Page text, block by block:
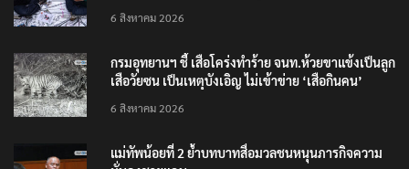
6 สิงหาคม 2026
กรมอุทยานฯ ชี้ เสือโคร่งทำร้าย จนท.ห้วยขาแข้งเป็นลูก
เสือวัยซน เป็นเหตุบังเอิญ ไม่เข้าข่าย ‘เสือกินคน’
6 สิงหาคม 2026
แม่ทัพน้อยที่ 2 ย้ำบทบาทสื่อมวลชนหนุนภารกิจความ